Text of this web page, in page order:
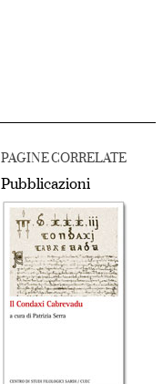
PAGINE CORRELATE
Pubblicazioni